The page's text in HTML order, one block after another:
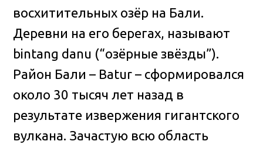
восхитительных озёр на Бали.
Деревни на его берегах, называют
bintang danu (“озёрные звёзды”).
Район Бали – Batur – сформировался
около 30 тысяч лет назад в
результате извержения гигантского
вулкана. Зачастую всю область